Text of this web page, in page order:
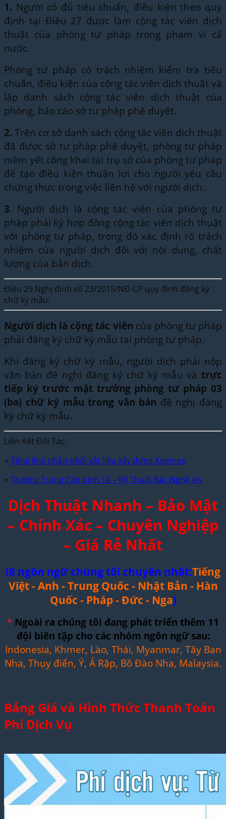
1. Người có đủ tiêu chuẩn, điều kiện theo quy
định tại Điều 27 được làm cộng tác viên dịch
thuật của phòng tư pháp trong phạm vi cả
nước.
Phòng tư pháp có trách nhiệm kiểm tra tiêu
chuẩn, điều kiện của cộng tác viên dịch thuật và
lập danh sách cộng tác viên dịch thuật của
phòng, báo cáo sở tư pháp phê duyệt.
2. Trên cơ sở danh sách cộng tác viên dịch thuật
đã được sở tư pháp phê duyệt, phòng tư pháp
niêm yết công khai tại trụ sở của phòng tư pháp
để tạo điều kiện thuận lợi cho người yêu cầu
chứng thực trong việc liên hệ với người dịch.
3. Người dịch là cộng tác viên của phòng tư
pháp phải ký hợp đồng cộng tác viên dịch thuật
với phòng tư pháp, trong đó xác định rõ trách
nhiệm của người dịch đối với nội dung, chất
lượng của bản dịch.
Điều 29 Nghị định số 23/2015/NĐ-CP quy định đăng ký
chữ ký mẫu:
Người dịch là cộng tác viên của phòng tư pháp
phải đăng ký chữ ký mẫu tại phòng tư pháp.
Khi đăng ký chữ ký mẫu, người dịch phải nộp
văn bản đề nghị đăng ký chữ ký mẫu và trực
tiếp ký trước mặt trưởng phòng tư pháp 03
(ba) chữ ký mẫu trong văn bản đề nghị đăng
ký chữ ký mẫu.
Liên Kết Đối Tác:
+ Tổng kho phân phối vật liệu xây dựng Kosmos
+ Trường Trung Cấp Kinh Tế – Kỹ Thuật Bắc Nghệ An
Dịch Thuật Nhanh – Bảo Mật
– Chính Xác – Chuyên Nghiệp
– Giá Rẻ Nhất
(8 ngôn ngữ chúng tôi chuyên nhất:Tiếng
Việt - Anh - Trung Quốc - Nhật Bản - Hàn
Quốc - Pháp - Đức - Nga)
* Ngoài ra chúng tôi đang phát triển thêm 11
đội biên tập cho các nhóm ngôn ngữ sau:
Indonesia, Khmer, Lào, Thái, Myanmar, Tây Ban
Nha, Thụy điển, Ý, Ả Rập, Bồ Đào Nha, Malaysia.
Bảng Giá và Hình Thức Thanh Toán
Phí Dịch Vụ